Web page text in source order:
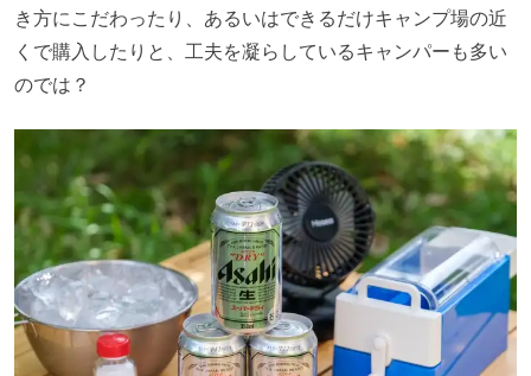
き方にこだわったり、あるいはできるだけキャンプ場の近
くで購入したりと、工夫を凝らしているキャンパーも多い
のでは？